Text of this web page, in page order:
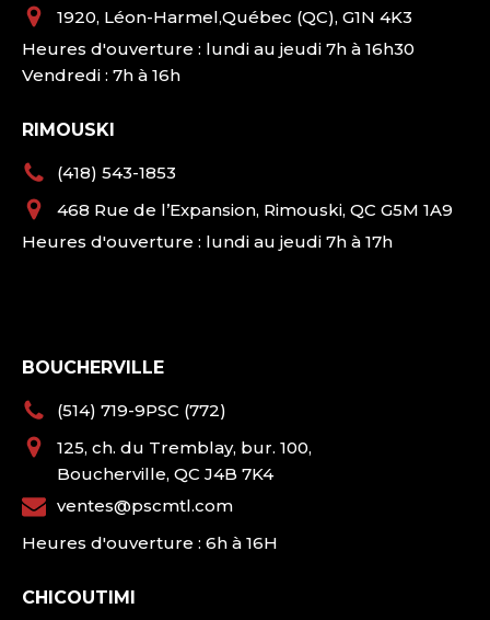
1920, Léon-Harmel,Québec (QC), G1N 4K3
Heures d'ouverture : lundi au jeudi 7h à 16h30
Vendredi : 7h à 16h
RIMOUSKI
(418) 543-1853
468 Rue de l’Expansion, Rimouski, QC G5M 1A9
Heures d'ouverture : lundi au jeudi 7h à 17h
BOUCHERVILLE
(514) 719-9PSC (772)
125, ch. du Tremblay, bur. 100,
Boucherville, QC J4B 7K4
ventes@pscmtl.com
Heures d'ouverture : 6h à 16H
CHICOUTIMI